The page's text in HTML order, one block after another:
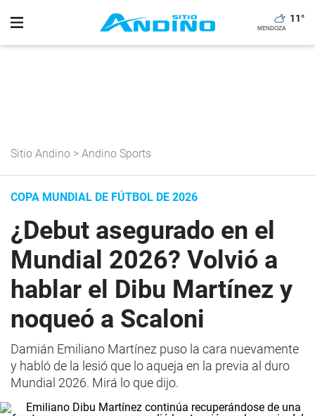
11°
Sitio Andino > Andino Sports
COPA MUNDIAL DE FÚTBOL DE 2026
¿Debut asegurado en el
Mundial 2026? Volvió a
hablar el Dibu Martínez y
noqueó a Scaloni
Damián Emiliano Martínez puso la cara nuevamente
y habló de la lesió que lo aqueja en la previa al duro
Mundial 2026. Mirá lo que dijo.